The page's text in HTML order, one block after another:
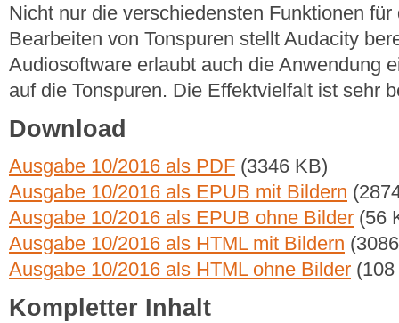
Nicht nur die verschiedensten Funktionen
Bearbeiten von Tonspuren stellt Audacity
Audiosoftware erlaubt auch die Anwendung
auf die Tonspuren. Die Effektvielfalt ist sehr
Download
Ausgabe 10/2016 als PDF (3346 KB)
Ausgabe 10/2016 als EPUB mit Bildern
Ausgabe 10/2016 als EPUB ohne Bilder (56
Ausgabe 10/2016 als HTML mit Bildern
Ausgabe 10/2016 als HTML ohne Bilder
Kompletter Inhalt